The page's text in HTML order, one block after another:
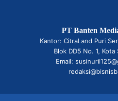
PT Banten
Kantor: CitraLand Puri
Blok DD5 No. 1,
Email: